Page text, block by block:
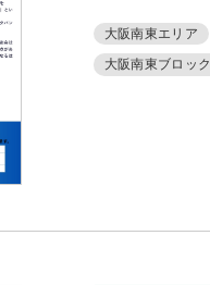
大阪南東エリア
大阪南東ブロック